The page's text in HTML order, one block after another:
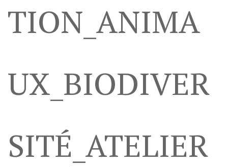
TION_ANIMA
UX_BIODIVER
SITÉ_ATELIER